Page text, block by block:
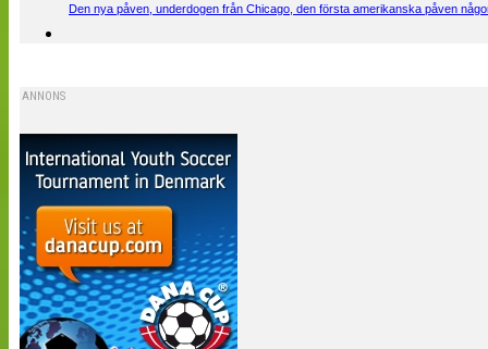
Den nya påven, underdogen från Chicago, den första amerikanska påven
ANNONS